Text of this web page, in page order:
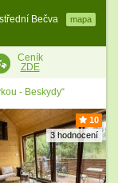
Bečva mapa
Ceník
ZDE
- Beskydy“
10
3 hodnocení